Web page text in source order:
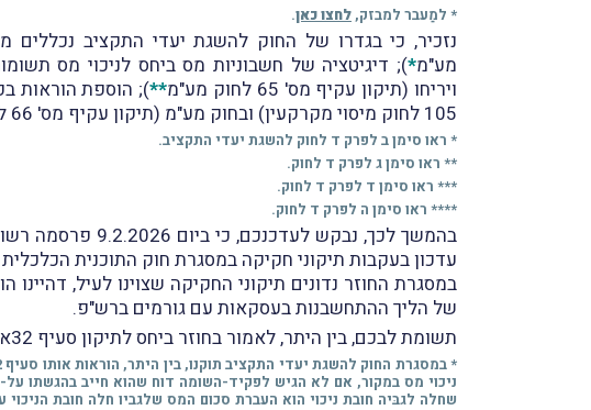
* למַעבר למבזק,לחצו כאן.
מע"מ*); דיגיטציה של חשבוניות מס ביחס לניכוי מס
ויריחו (תיקון עקיף מס' 65 לחוק מע"מ
**
105 לחוק מיסוי מקרקעין) ובחוק מע"מ (תיקון עקיף מס' 66 לחוק מע"מ) ביחס להוצאות שלא מותרות בניכוי;
* ראו סימן ב לפרק ד לחוק להשגת יעדי התקציב.
** ראו סימן ג לפרק ד לחוק.
*** ראו סימן ד לפרק ד לחוק.
**** ראו סימן ה לפרק ד לחוק.
עדכון בעקבות תיקוני חקיקה במסגרת חוק התוכנית הכלכלית לשנת
במסגרת החוזר נדונים תיקוני החקיקה שצוינו לעיל,
של הליך ההתחשבנות בעסקאות עם גורמים ברש"פ.
תשומת לבכם, בין היתר, לאמור בחוזר ביחס לתיקון סעיף 32א לפקודת מס הכנסה.